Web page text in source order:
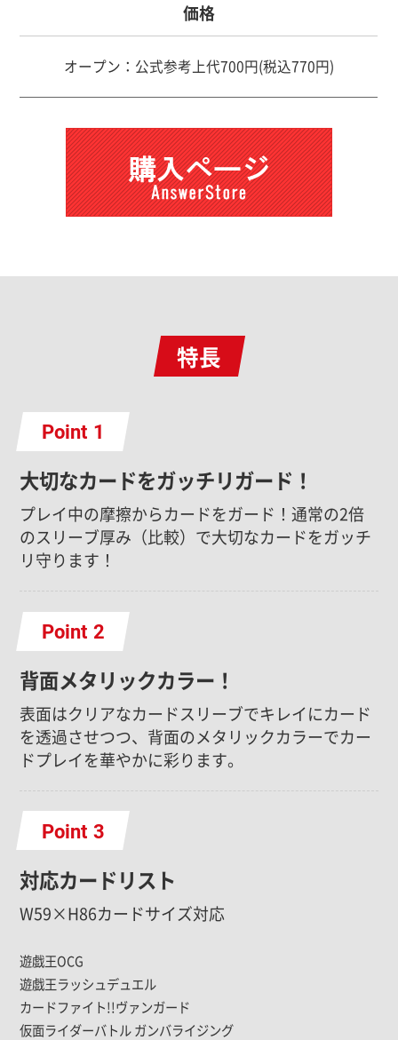
価格
オープン：公式参考上代700円(税込770円)
特長
Point
大切なカードをガッチリガード！
プレイ中の摩擦からカードをガード！通常の2倍
のスリーブ厚み（比較）で大切なカードをガッチ
リ守ります！
Point
背面メタリックカラー！
表面はクリアなカードスリーブでキレイにカード
を透過させつつ、背面のメタリックカラーでカー
ドプレイを華やかに彩ります。
Point
対応カードリスト
W59×H86カードサイズ対応
遊戯王OCG
遊戯王ラッシュデュエル
カードファイト!!ヴァンガード
仮面ライダーバトル ガンバライジング